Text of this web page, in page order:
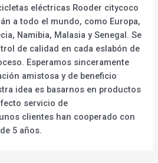
eléctricas Rooder citycoco
a todo el mundo, como Europa,
Namibia, Malasia y Senegal. Se
de calidad en cada eslabón de
Esperamos sinceramente
amistosa y de beneficio
idea es basarnos en productos
servicio de
clientes han cooperado con
5 años.